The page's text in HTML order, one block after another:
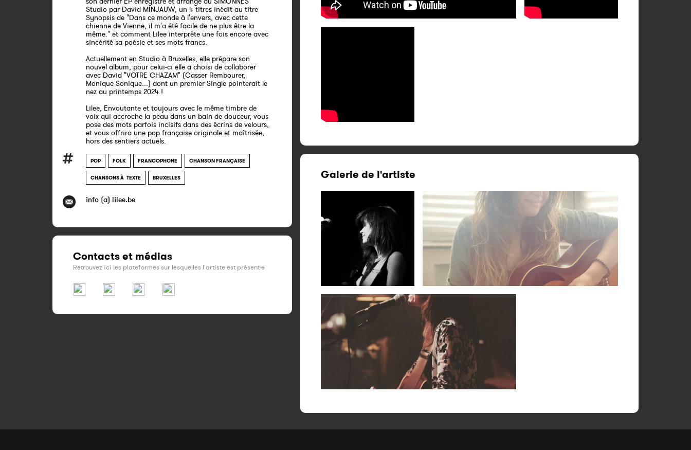
Studio par David MINJAUW, un 4 titres inédit au titre
Synopsis de "Dans ce monde à l'envers, avec cette
chienne de Vienne, il m'a été facile de ne plus être la
même." et comment Lilee interprète une fois encore avec
sincérité sa poésie et ses mots francs.
Actuellement en Studio à Bruxelles, elle prépare son
nouvel album, pour celui-ci elle a choisi de collaborer
avec David "VOTRE CHAZAM" (Casser Rembourer,
Monique Sonique...) dont un premier Single pointerait le
nez au printemps 2024 !
Lilee, Envoutante et toujours avec le même timbre de
voix qui accroche la peau dans un bain de douceur, vous
pose des mots parfois incisifs dans des écrins de velours,
et vous offrira une pop française originale et maîtrisée,
hors des sentiers actuels.
POP FOLK FRANCOPHONE CHANSON FRANÇAISE
CHANSONS À TEXTE BRUXELLES
info (a) lilee.be
Contacts et médias
Retrouvez ici les plateformes sur lesquelles l'artiste est présent·e
Galerie de l'artiste